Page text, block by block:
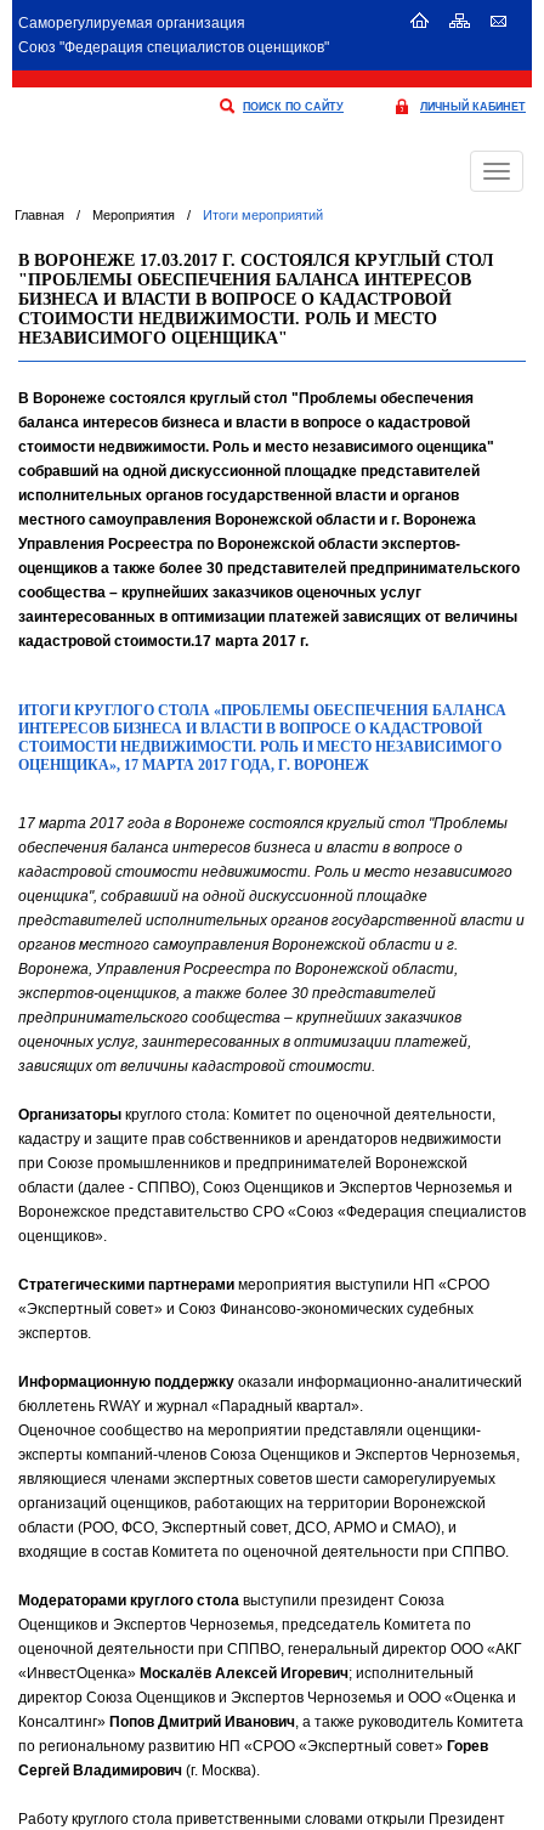
Саморегулируемая организация
Союз "Федерация специалистов оценщиков"
ПОИСК ПО САЙТУ ЛИЧНЫЙ КАБИНЕТ
Меню
Главная / Мероприятия / Итоги мероприятий
В ВОРОНЕЖЕ 17.03.2017 Г. СОСТОЯЛСЯ КРУГЛЫЙ СТОЛ
"ПРОБЛЕМЫ ОБЕСПЕЧЕНИЯ БАЛАНСА ИНТЕРЕСОВ
БИЗНЕСА И ВЛАСТИ В ВОПРОСЕ О КАДАСТРОВОЙ
СТОИМОСТИ НЕДВИЖИМОСТИ. РОЛЬ И МЕСТО
НЕЗАВИСИМОГО ОЦЕНЩИКА"
В Воронеже состоялся круглый стол "Проблемы обеспечения
баланса интересов бизнеса и власти в вопросе о кадастровой
стоимости недвижимости. Роль и место независимого оценщика"
собравший на одной дискуссионной площадке представителей
исполнительных органов государственной власти и органов
местного самоуправления Воронежской области и г. Воронежа
Управления Росреестра по Воронежской области экспертов-
оценщиков а также более 30 представителей предпринимательского
сообщества – крупнейших заказчиков оценочных услуг
заинтересованных в оптимизации платежей зависящих от величины
кадастровой стоимости.17 марта 2017 г.
ИТОГИ КРУГЛОГО СТОЛА «ПРОБЛЕМЫ ОБЕСПЕЧЕНИЯ БАЛАНСА
ИНТЕРЕСОВ БИЗНЕСА И ВЛАСТИ В ВОПРОСЕ О КАДАСТРОВОЙ
СТОИМОСТИ НЕДВИЖИМОСТИ. РОЛЬ И МЕСТО НЕЗАВИСИМОГО
ОЦЕНЩИКА», 17 МАРТА 2017 ГОДА, Г. ВОРОНЕЖ
17 марта 2017 года в Воронеже состоялся круглый стол "Проблемы
обеспечения баланса интересов бизнеса и власти в вопросе о
кадастровой стоимости недвижимости. Роль и место независимого
оценщика", собравший на одной дискуссионной площадке
представителей исполнительных органов государственной власти и
органов местного самоуправления Воронежской области и г.
Воронежа, Управления Росреестра по Воронежской области,
экспертов-оценщиков, а также более 30 представителей
предпринимательского сообщества – крупнейших заказчиков
оценочных услуг, заинтересованных в оптимизации платежей,
зависящих от величины кадастровой стоимости.
Организаторы круглого стола: Комитет по оценочной деятельности,
кадастру и защите прав собственников и арендаторов недвижимости
при Союзе промышленников и предпринимателей Воронежской
области (далее - СППВО), Союз Оценщиков и Экспертов Черноземья и
Воронежское представительство СРО «Союз «Федерация специалистов
оценщиков».
Стратегическими партнерами мероприятия выступили НП «СРОО
«Экспертный совет» и Союз Финансово-экономических судебных
экспертов.
Информационную поддержку оказали информационно-аналитический
бюллетень RWAY и журнал «Парадный квартал».
Оценочное сообщество на мероприятии представляли оценщики-
эксперты компаний-членов Союза Оценщиков и Экспертов Черноземья,
являющиеся членами экспертных советов шести саморегулируемых
организаций оценщиков, работающих на территории Воронежской
области (РОО, ФСО, Экспертный совет, ДСО, АРМО и СМАО), и
входящие в состав Комитета по оценочной деятельности при СППВО.
Модераторами круглого стола выступили президент Союза
Оценщиков и Экспертов Черноземья, председатель Комитета по
оценочной деятельности при СППВО, генеральный директор ООО «АКГ
«ИнвестОценка» Москалёв Алексей Игоревич; исполнительный
директор Союза Оценщиков и Экспертов Черноземья и ООО «Оценка и
Консалтинг» Попов Дмитрий Иванович, а также руководитель Комитета
по региональному развитию НП «СРОО «Экспертный совет» Горев
Сергей Владимирович (г. Москва).
Работу круглого стола приветственными словами открыли Президент